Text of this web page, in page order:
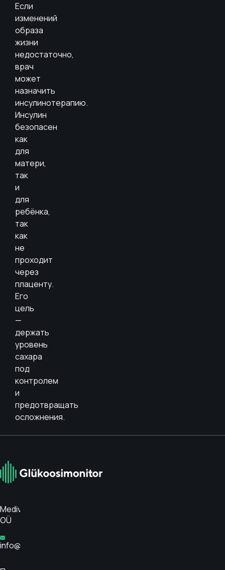
Если
изменений
образа
жизни
недостаточно,
врач
может
назначить
инсулинотерапию.
Инсулин
безопасен
как
для
матери,
так
и
для
ребёнка,
так
как
не
проходит
через
плаценту.
Его
цель
—
держать
уровень
сахара
под
контролем
и
предотвращать
осложнения.
Medivar
OÜ
info@glükoosimonitor.ee